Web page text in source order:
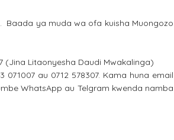
Baada ya muda wa ofa kuisha Muongozo
(Jina Litaonyesha Daudi Mwakalinga)
au 0712 578307. Kama huna email
WhatsApp au Telgram kwenda namba